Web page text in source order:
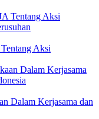
Aksi
Dalam Kerjasama dan